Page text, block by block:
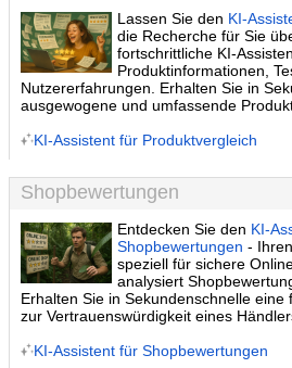
Lassen Sie den KI-
die Recherche für Sie
fortschrittliche KI-
Produktinformationen,
Nutzererfahrungen. Erhalten Sie in
ausgewogene und umfassende
KI-Assistent für Produktvergleich
Shopbewertungen
Entdecken Sie den KI-
Shopbewertungen -
speziell für sichere
analysiert
Erhalten Sie in Sekundenschnelle eine
zur Vertrauenswürdigkeit eines
KI-Assistent für Shopbewertungen